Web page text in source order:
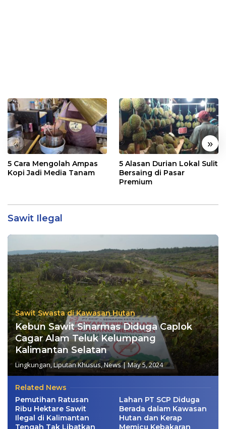
« »
5 Cara Mengolah Ampas
Kopi Jadi Media Tanam
5 Alasan Durian Lokal Sulit
Bersaing di Pasar
Premium
Sawit Ilegal
Sawit Swasta di Kawasan Hutan
Kebun Sawit Sinarmas Diduga Caplok
Cagar Alam Teluk Kelumpang
Kalimantan Selatan
Lingkungan,Liputan Khusus,News|May 5, 2024
Related News
Pemutihan Ratusan
Ribu Hektare Sawit
Ilegal di Kalimantan
Tengah Tak Libatkan
Lahan PT SCP Diduga
Berada dalam Kawasan
Hutan dan Kerap
Memicu Kebakaran